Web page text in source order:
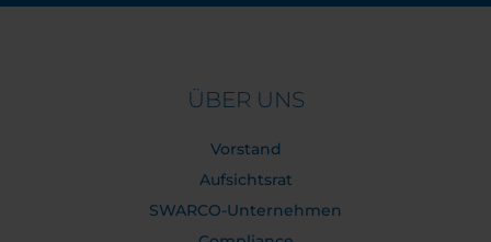
ÜBER UNS
Vorstand
Aufsichtsrat
SWARCO-Unternehmen